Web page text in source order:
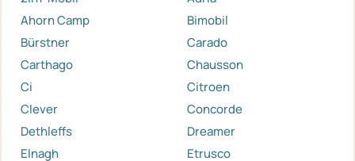
Ahorn Camp
Bimobil
Bürstner
Carado
Carthago
Chausson
Ci
Citroen
Clever
Concorde
Dethleffs
Dreamer
Elnagh
Etrusco